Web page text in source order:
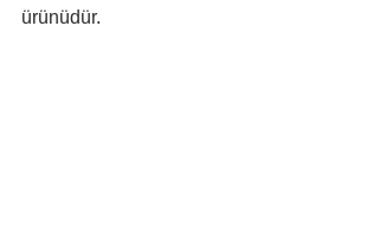
ürünüdür.